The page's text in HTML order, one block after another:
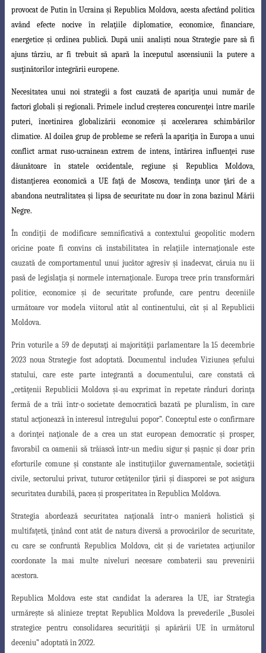
provocat de Putin în Ucraina şi Republica Moldova, acesta afectând politica
având efecte nocive în relaţiile diplomatice, economice, financiare,
energetice şi ordinea publică. După unii analişti noua Strategie pare să fi
ajuns târziu, ar fi trebuit să apară la începutul ascensiunii la putere a
susţinătorilor integrării europene.
Necesitatea unui noi strategii a fost cauzată de apariţia unui număr de
factori globali şi regionali. Primele includ creşterea concurenţei între marile
puteri, încetinirea globalizării economice şi accelerarea schimbărilor
climatice. Al doilea grup de probleme se referă la apariţia în Europa a unui
conflict armat ruso-ucrainean extrem de intens, întărirea influenţei ruse
dăunătoare în statele occidentale, regiune şi Republica Moldova,
distanţierea economică a UE faţă de Moscova, tendinţa unor ţări de a
abandona neutralitatea şi lipsa de securitate nu doar în zona bazinul Mării
Negre.
În condiţii de modificare semnificativă a contextului geopolitic modern
oricinepoate fi convins că instabilitatea în relaţiile internaţionale este
cauzată de comportamentul unui jucător agresiv şi inadecvat, căruia nu îi
pasă de legislaţia şi normele internaţionale. Europa trece prin transformări
politice, economice şi de securitate profunde, care pentru deceniile
următoare vor modela viitorul atât al continentului, cât şi al Republicii
Moldova.
Prin voturile a 59 de deputaţi ai majorităţii parlamentare la 15 decembrie
2023noua Strategie fost adoptată. Documentul includea Viziunea şefului
statului, care este parte integrantă a documentului, care constată că
„cetăţenii Republicii Moldova şi-au exprimat în repetate rânduri dorinţa
fermă de a trăi într-o societate democratică bazată pe pluralism, în care
statul acţionează în interesul întregului popor”. Conceptul este o confirmare
a dorinţei naţionale de a crea un stat european democratic şi prosper,
favorabil ca oamenii să trăiască într-un mediu sigur şi paşnic şi doar prin
eforturile comune şi constante ale instituţiilor guvernamentale, societăţii
civile, sectorului privat, tuturor cetăţenilor ţării şi diasporei se pot asigura
securitatea durabilă, pacea şi prosperitatea în Republica Moldova.
Strategia abordează securitatea naţională într-o manieră holistică şi
multifaţetă , ţinând cont atât de natura diversă a provocărilor de securitate,
cu care se confruntă Republica Moldova, cât şi de varietatea acţiunilor
coordonate la mai multe niveluri necesare combaterii sau prevenirii
acestora.
Republica Moldova este stat candidat la aderarea la UE, iar Strategia
urmăreştesă alinieze treptat Republica Moldova la prevederile „Busolei
strategice pentru consolidarea securităţii şi apărării UE în următorul
deceniu” adoptată în 2022.